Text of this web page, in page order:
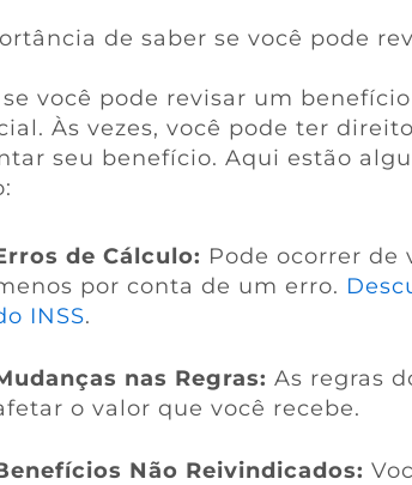
de saber se você pode
se você pode revisar um
Às vezes, você pode ter
seu benefício. Aqui estão
de Cálculo: Pode ocorrer de
por conta de um erro.
INSS.
nas Regras: As regras
o valor que você recebe.
Não Reivindicados: